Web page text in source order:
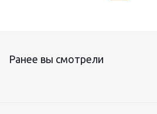
Ранее вы смотрели